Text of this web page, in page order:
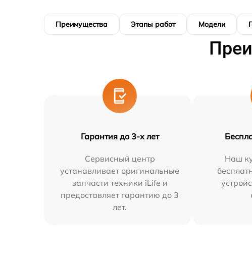
Преимущества Этапы работ Модели
Гарантия до 3-х лет
Сервисный центр
устанавливает оригинальные
запчасти техники iLife и
предоставляет гарантию до 3
лет.
Наш